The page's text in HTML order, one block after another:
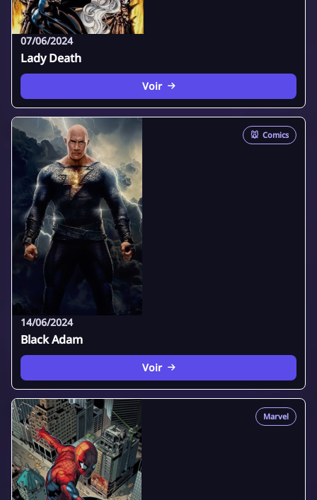
07/06/2024
Lady Death
Voir
🐭 Comics
14/06/2024
Black Adam
Voir
Marvel